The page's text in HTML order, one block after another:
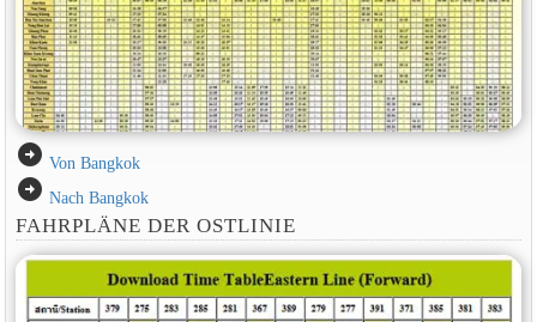
arrow_circle_right Von Bangkok
arrow_circle_right Nach Bangkok
FAHRPLÄNE DER OSTLINIE